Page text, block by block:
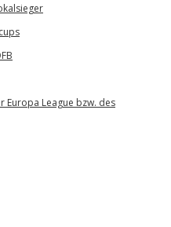
Europa League bzw. des